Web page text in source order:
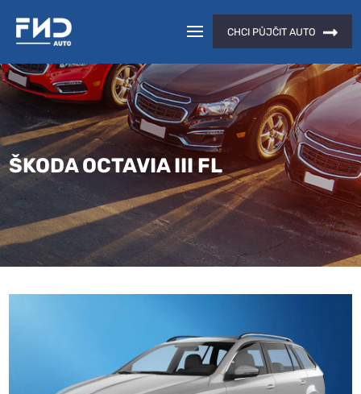
CHCI PŮJČIT AUTO
ŠKODA OCTAVIA III FL